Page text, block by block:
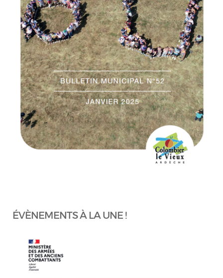
ÉVÈNEMENTS À LA UNE !